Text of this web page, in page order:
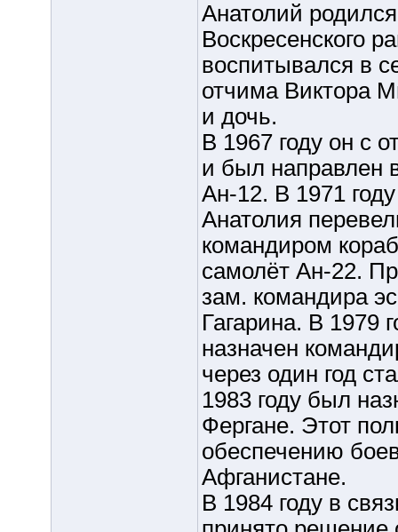
Анатолий
Воскресенского
воспитывался в
отчима Виктора
и дочь.
В 1967 году он с
и был направлен
Ан-12. В 1971
Анатолия
командиром
самолёт Ан-22.
зам. командира
Гагарина. В 1979
назначен
через один год
1983 году был
Фергане. Этот
обеспечению
Афганистане.
В 1984 году в